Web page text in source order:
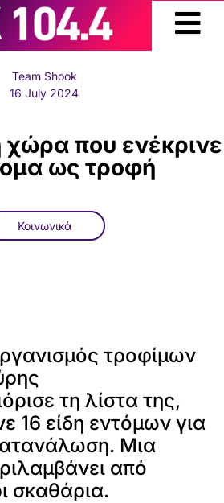
Team Shook
16 July 2024
χώρα που ενέκρινε
ως τροφή
Κοινωνικά
τροφίμων
τη λίστα της,
16 είδη εντόμων για
Μια
από
σκαθάρια.